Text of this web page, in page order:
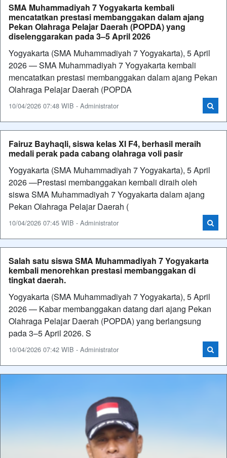
SMA Muhammadiyah 7 Yogyakarta kembali
mencatatkan prestasi membanggakan dalam ajang
Pekan Olahraga Pelajar Daerah (POPDA) yang
diselenggarakan pada 3–5 April 2026
Yogyakarta (SMA Muhammadiyah 7 Yogyakarta), 5 April
2026 — SMA Muhammadiyah 7 Yogyakarta kembali
mencatatkan prestasi membanggakan dalam ajang Pekan
Olahraga Pelajar Daerah (POPDA
10/04/2026 07:48 WIB - Administrator
Fairuz Bayhaqli, siswa kelas XI F4, berhasil meraih
medali perak pada cabang olahraga voli pasir
Yogyakarta (SMA Muhammadiyah 7 Yogyakarta), 5 April
2026 —Prestasi membanggakan kembali diraih oleh
siswa SMA Muhammadiyah 7 Yogyakarta dalam ajang
Pekan Olahraga Pelajar Daerah (
10/04/2026 07:45 WIB - Administrator
Salah satu siswa SMA Muhammadiyah 7 Yogyakarta
kembali menorehkan prestasi membanggakan di
tingkat daerah.
Yogyakarta (SMA Muhammadiyah 7 Yogyakarta), 5 April
2026 — Kabar membanggakan datang dari ajang Pekan
Olahraga Pelajar Daerah (POPDA) yang berlangsung
pada 3–5 April 2026. S
10/04/2026 07:42 WIB - Administrator